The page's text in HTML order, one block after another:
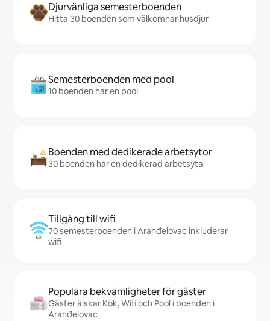
Djurvänliga semesterboenden
Hitta 30 boenden som välkomnar husdjur
Semesterboenden med pool
10 boenden har en pool
Boenden med dedikerade arbetsytor
30 boenden har en dedikerad arbetsyta
Tillgång till wifi
70 semesterboenden i Aranđelovac inkluderar
wifi
Populära bekvämligheter för gäster
Gäster älskar Kök, Wifi och Pool i boenden i
Aranđelovac